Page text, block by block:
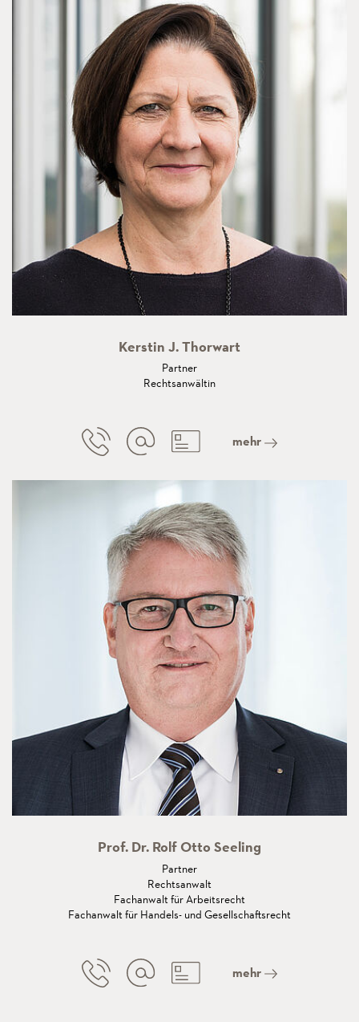
Kerstin J. Thorwart
Partner
Rechtsanwältin
mehr
Prof. Dr. Rolf Otto Seeling
Partner
Rechtsanwalt
Fachanwalt für Arbeitsrecht
Fachanwalt für Handels- und Gesellschaftsrecht
mehr